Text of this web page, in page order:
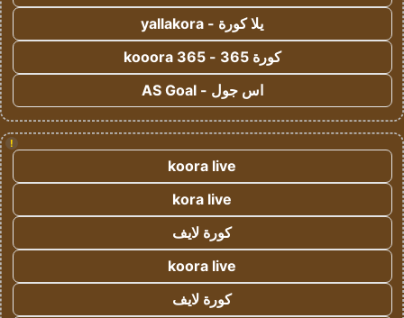
يلا كورة - yallakora
كورة 365 - kooora 365
اس جول - AS Goal
!
koora live
kora live
كورة لايف
koora live
كورة لايف